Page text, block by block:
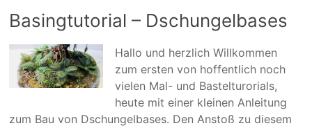
Basingtutorial – Dschungelbases
Hallo und herzlich Willkommen
zum ersten von hoffentlich noch
vielen Mal- und Bastelturorials,
heute mit einer kleinen Anleitung
zum Bau von Dschungelbases. Den Anstoß zu diesem